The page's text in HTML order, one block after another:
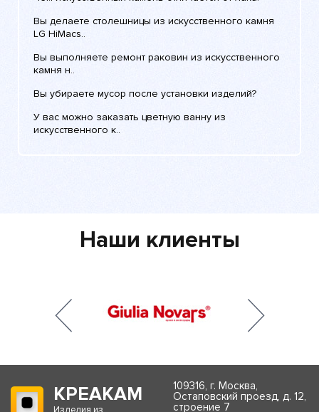
Вы делаете столешницы из искусственного камня
LG HiMacs..
Вы выполняете ремонт раковин из искусственного
камня н..
Вы убираете мусор после установки изделий?
У вас можно заказать цветную ванну из
искусственного к..
Наши клиенты
КРЕАКАМ
109316, г. Москва,
Остаповский проезд, д. 12,
строение 7